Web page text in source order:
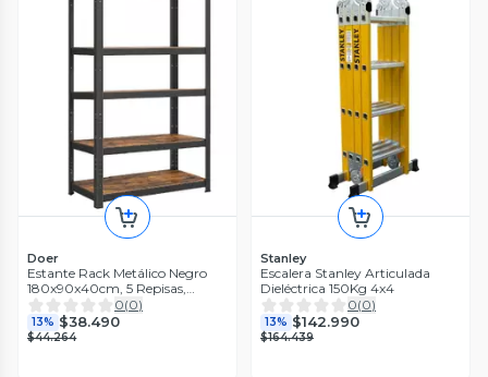
Doer
Estante Rack Metálico Negro
180x90x40cm, 5 Repisas,
200kg
0(0)
13% $38.490
$44.264
Stanley
Escalera Stanley Articulada
Dieléctrica 150Kg 4x4
0(0)
13% $142.990
$164.439